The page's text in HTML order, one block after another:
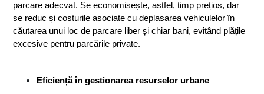
parcare adecvat. Se economisește, astfel, timp prețios, dar
se reduc și costurile asociate cu deplasarea vehiculelor în
căutarea unui loc de parcare liber și chiar bani, evitând plățile
excesive pentru parcările private.
Eficiență în gestionarea resurselor urbane